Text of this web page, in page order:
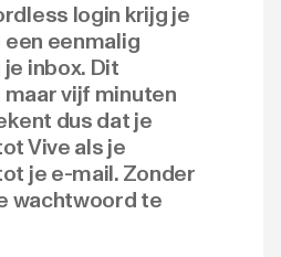
login krijg je
eenmalig
inbox. Dit
vijf minuten
dus dat je
Vive als je
je e-mail. Zonder
wachtwoord te